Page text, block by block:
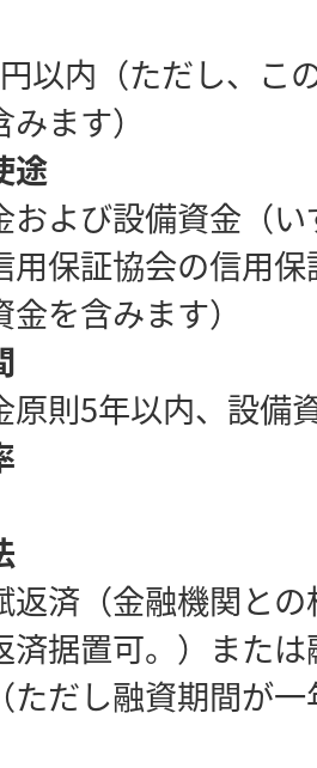
以内（ただし、こ
ます）
途
および設備資金（
用保証協会の信用
を含みます）
原則5年以内、設備
返済（金融機関と
済据置可。）また
ただし融資期間が